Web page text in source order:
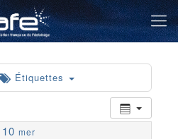
Étiquettes
10 mer